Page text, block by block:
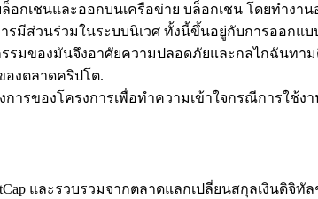
ล็อกเชนและออกบนเครือข่าย บล็อกเชน โดยทำ
รมีส่วนร่วมในระบบนิเวศ ทั้งนี้ขึ้นอยู่กับการออกแบ
รมของมันจึงอาศัยความปลอดภัยและกลไกฉันท
งตลาดคริปโต.
ารของโครงการเพื่อทำความเข้าใจกรณีการใช้ง
และรวบรวมจากตลาดแลกเปลี่ยนสกุลเงินดิ